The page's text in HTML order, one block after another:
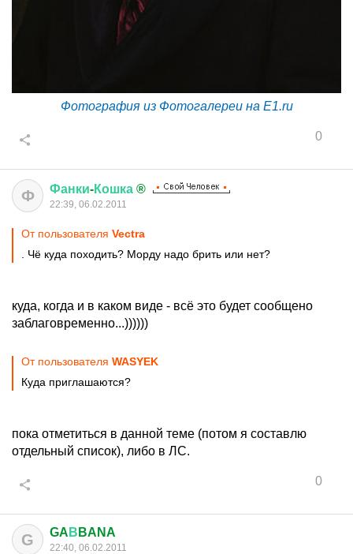
Фотография из Фотогалереи на E1.ru
0
Ф Фанки-Кошка ®
22:39, 06.02.2011
От пользователя Vectra
. Чё куда походить? Морду надо брить или нет?
куда, когда и в каком виде - всё это будет сообщено
заблаговременно...))))))
От пользователя WASYEK
Куда приглашаются?
пока отметиться в данной теме (потом я составлю
отдельный список), либо в ЛС.
0
G GA В BANA
22:40, 06.02.2011